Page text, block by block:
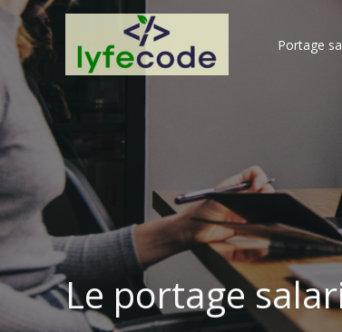
Aller
contenu
Portage
Le portage